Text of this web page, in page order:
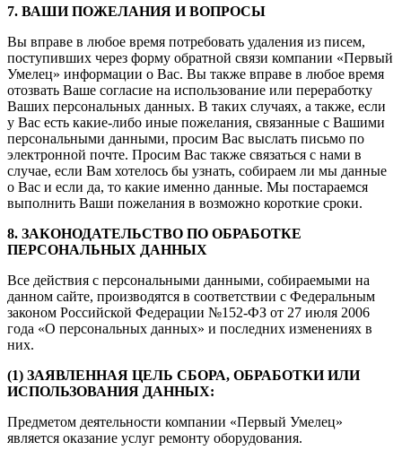
7. ВАШИ ПОЖЕЛАНИЯ И ВОПРОСЫ
Вы вправе в любое время потребовать удаления из писем,
поступивших через форму обратной связи компании «Первый
Умелец» информации о Вас. Вы также вправе в любое время
отозвать Ваше согласие на использование или переработку
Ваших персональных данных. В таких случаях, а также, если
у Вас есть какие-либо иные пожелания, связанные с Вашими
персональными данными, просим Вас выслать письмо по
электронной почте. Просим Вас также связаться с нами в
случае, если Вам хотелось бы узнать, собираем ли мы данные
о Вас и если да, то какие именно данные. Мы постараемся
выполнить Ваши пожелания в возможно короткие сроки.
8. ЗАКОНОДАТЕЛЬСТВО ПО ОБРАБОТКЕ
ПЕРСОНАЛЬНЫХ ДАННЫХ
Все действия с персональными данными, собираемыми на
данном сайте, производятся в соответствии с Федеральным
законом Российской Федерации №152-ФЗ от 27 июля 2006
года «О персональных данных» и последних изменениях в
них.
(1) ЗАЯВЛЕННАЯ ЦЕЛЬ СБОРА, ОБРАБОТКИ ИЛИ
ИСПОЛЬЗОВАНИЯ ДАННЫХ:
Предметом деятельности компании «Первый Умелец»
является оказание услуг ремонту оборудования.